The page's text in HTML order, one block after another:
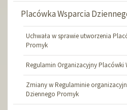
Placówka Wsparcia
Uchwała w sprawie utworzenia
Promyk
Regulamin Organizacyjny Placówki
Zmiany w Regulaminie
Dziennego Promyk